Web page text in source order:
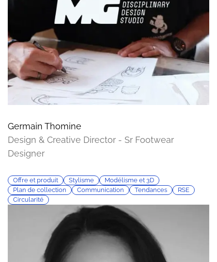
Germain Thomine
Design & Creative Director - Sr Footwear
Designer
Offre et produit Stylisme
Modélisme et 3D
Plan de collection
Communication Tendances
RSE
Circularité